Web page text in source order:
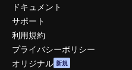
ドキュメント
サポート
利用規約
プライバシーポリシー
オリジナル 新規